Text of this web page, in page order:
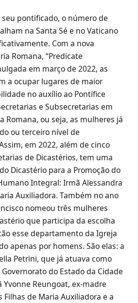
seu pontificado, o número de
na Santa Sé e no Vaticano
Com a nova
Romana, “Predicate
em março de 2022, as
a ocupar lugares de maior
no auxílio ao Pontífice
e Subsecretarias em
Romana, ou seja, as mulheres já
ou terceiro nível de
em 2022, além de cinco
de Dicastérios, tem uma
Dicastério para a Promoção do
Integral: Irmã Alessandra
Auxiliadora. Também no ano
nomeou três mulheres
que participa da escolha
esse departamento da Igreja
apenas por homens. São elas: a
Petrini, que já atuava como
do Estado da Cidade
Yvonne Reungoat, ex-madre
de Maria Auxiliadora e a